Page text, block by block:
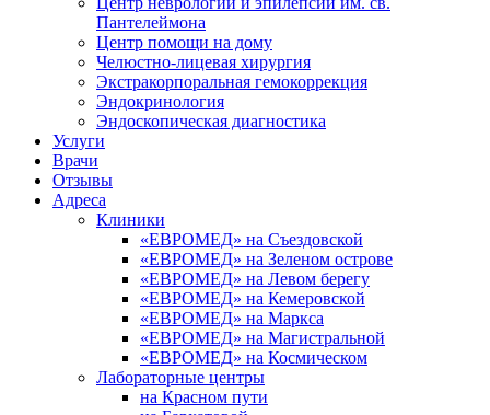
Пантелеймона
Центр помощи на дому
Челюстно-лицевая хирургия
Экстракорпоральная гемокоррекция
Эндокринология
Эндоскопическая диагностика
Услуги
Врачи
Отзывы
Адреса
Клиники
«ЕВРОМЕД» на Съездовской
«ЕВРОМЕД» на Зеленом острове
«ЕВРОМЕД» на Левом берегу
«ЕВРОМЕД» на Кемеровской
«ЕВРОМЕД» на Маркса
«ЕВРОМЕД» на Магистральной
«ЕВРОМЕД» на Космическом
Лабораторные центры
на Красном пути